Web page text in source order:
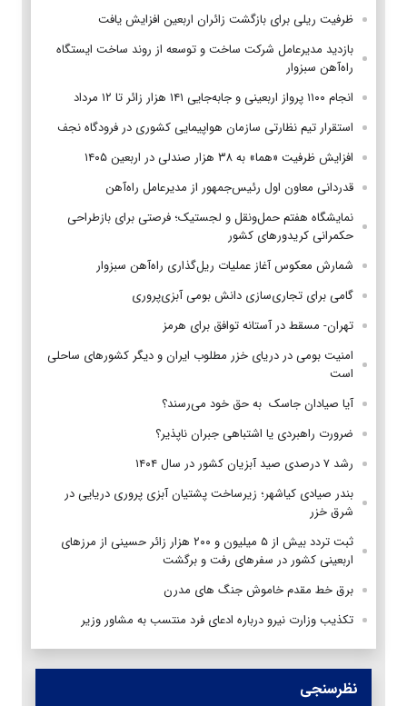
ظرفیت ریلی برای بازگشت زائران اربعین افزایش یافت
بازدید مدیرعامل شرکت ساخت و توسعه از روند ساخت ایستگاه
راه‌آهن سبزوار
انجام ۱۱۰۰ پرواز اربعینی و جابه‌جایی ۱۴۱ هزار زائر تا ۱۲ مرداد
استقرار تیم‌ نظارتی سازمان هواپیمایی کشوری در فرودگاه نجف
افزایش ظرفیت «هما» به ۳۸ هزار صندلی در اربعین ۱۴۰۵
قدردانی معاون اول رئیس‌جمهور از مدیرعامل راه‌آهن
نمایشگاه هفتم حمل‌ونقل و لجستیک؛ فرصتی برای بازطراحی
حکمرانی کریدورهای کشور
شمارش معکوس آغاز عملیات ریل‌گذاری راه‌آهن سبزوار
گامی برای تجاری‌سازی دانش بومی آبزی‌پروری
تهران- مسقط در آستانه توافق برای هرمز
امنیت بومی در دریای خزر مطلوب ایران و دیگر کشورهای ساحلی
است
آیا صیادان جاسک به حق خود می‌رسند؟
ضرورت راهبردی یا اشتباهی جبران ناپذیر؟
رشد ۷ درصدی صید آبزیان کشور در سال ۱۴۰۴
بندر صیادی کیاشهر؛ زیرساخت پشتیان آبزی پروری دریایی در
شرق خزر
ثبت تردد بیش از ۵ میلیون و ۲۰۰ هزار زائر حسینی از مرزهای
اربعینی کشور در سفرهای رفت و برگشت
برق خط مقدم خاموش جنگ های مدرن
تکذیب وزارت نیرو درباره ادعای فرد منتسب به مشاور وزیر
نظرسنجی